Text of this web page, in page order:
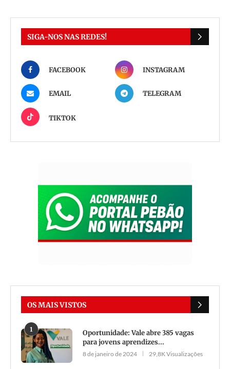
SIGA-NOS NAS REDES!
FACEBOOK INSTAGRAM
EMAIL TELEGRAM
TIKTOK
OS MAIS VISTOS
1
Oportunidade: Vale abre 385 vagas
para jovens aprendizes...
8 de janeiro de 2024 29,8K Visualizações